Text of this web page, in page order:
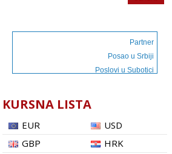
Partner
Posao u Srbiji
Poslovi u Subotici
KURSNA LISTA
EUR
USD
GBP
HRK